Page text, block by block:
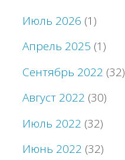
Июль 2026 (1)
Апрель 2025 (1)
Сентябрь 2022 (32)
Август 2022 (30)
Июль 2022 (32)
Июнь 2022 (32)